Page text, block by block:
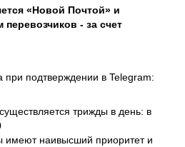
«Новой Почтой» и
- за счет
при подтверждении в Telegram:
трижды в день: в
имеют наивысший приоритет и